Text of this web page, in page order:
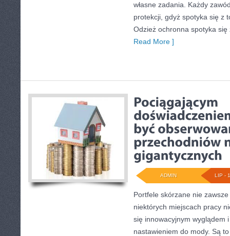
własne zadania. Każdy
protekcji, gdyż spotyka się z
Odzież ochronna spotyka
Read More ]
LIP -
ADMIN
Portfele skórzane nie
niektórych miejscach pracy
się innowacyjnym wyglądem
nastawieniem do mody. Są